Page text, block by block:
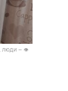
ЛЮДИ — 👁